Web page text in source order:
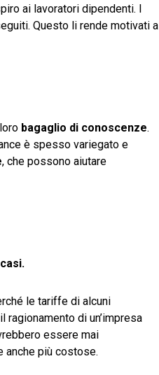
ai lavoratori dipendenti. I
Questo li rende motivati a
bagaglio di conoscenze.
è spesso variegato e
, che possono aiutare
le tariffe di alcuni
di un’impresa
essere mai
anche più costose.